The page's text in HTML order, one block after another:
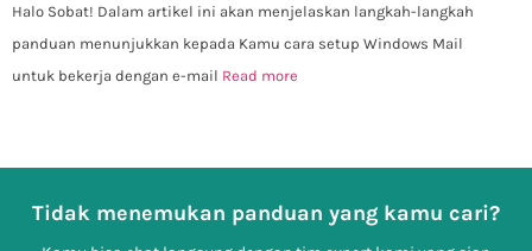
Halo Sobat! Dalam artikel ini akan menjelaskan langkah-langkah
panduan menunjukkan kepada Kamu cara setup Windows Mail
untuk bekerja dengan e-mail Read more
Tidak menemukan panduan yang kamu cari?